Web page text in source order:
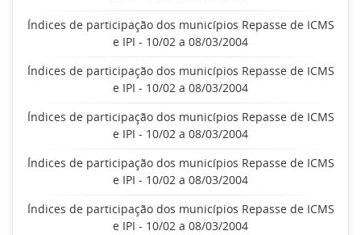
Índices de participação dos municípios Repasse de ICMS
e IPI - 10/02 a 08/03/2004
Índices de participação dos municípios Repasse de ICMS
e IPI - 10/02 a 08/03/2004
Índices de participação dos municípios Repasse de ICMS
e IPI - 10/02 a 08/03/2004
Índices de participação dos municípios Repasse de ICMS
e IPI - 10/02 a 08/03/2004
Índices de participação dos municípios Repasse de ICMS
e IPI - 10/02 a 08/03/2004